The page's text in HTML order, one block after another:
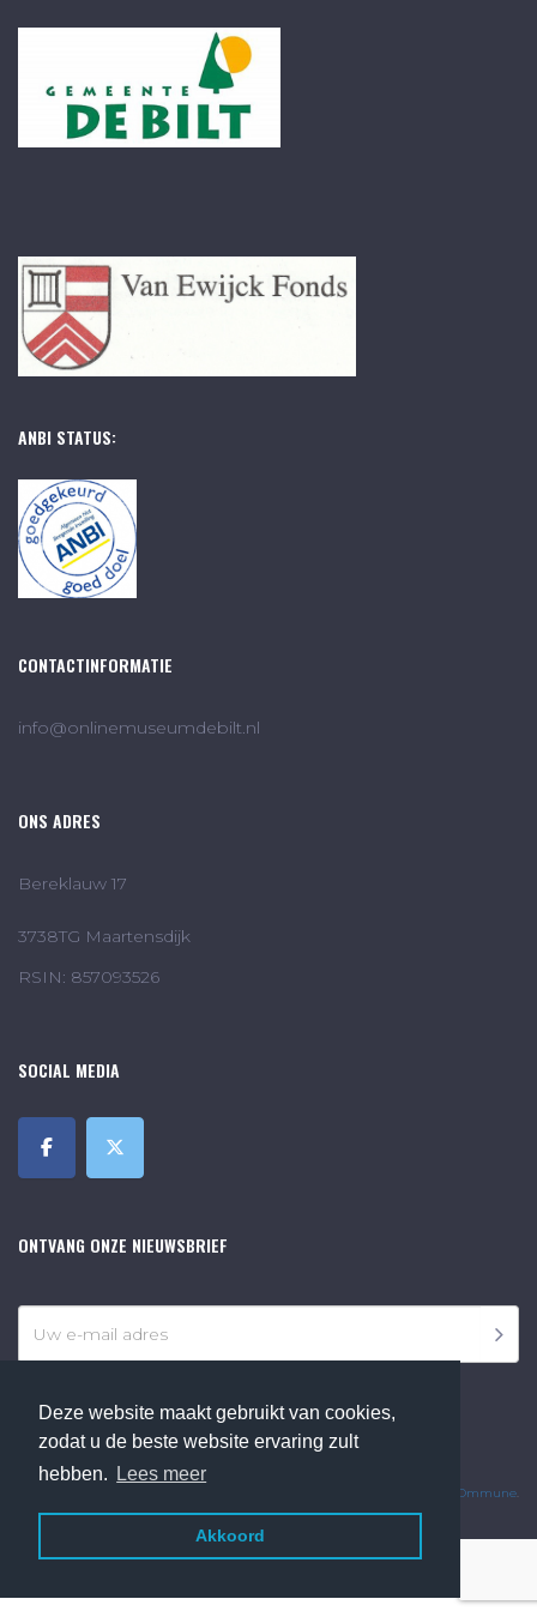
Deze website maakt gebruikt van cookies,
zodat u de beste website ervaring zult
hebben.
Lees meer
Akkoord
ANBI STATUS:
CONTACTINFORMATIE
info@onlinemuseumdebilt.nl
ONS ADRES
Bereklauw 17
3738TG Maartensdijk
RSIN: 857093526
SOCIAL MEDIA
ONTVANG ONZE NIEUWSBRIEF
Ommune